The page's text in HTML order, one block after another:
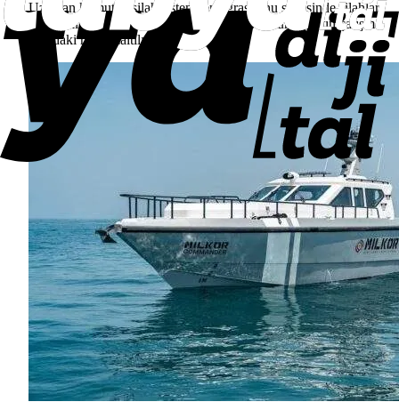
Uzaktan komutalı silah sistemi entegrasyonu sayesinde silahlar
korumalı kabin içinden kullanılabiliyor ve mürettebatın çatışma
anındaki riski azaltılıyor.